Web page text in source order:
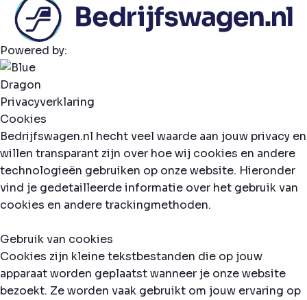
Powered by:
Privacyverklaring
Cookies
Bedrijfswagen.nl hecht veel waarde aan jouw privacy en
willen transparant zijn over hoe wij cookies en andere
technologieën gebruiken op onze website. Hieronder
vind je gedetailleerde informatie over het gebruik van
cookies en andere trackingmethoden.
Gebruik van cookies
Cookies zijn kleine tekstbestanden die op jouw
apparaat worden geplaatst wanneer je onze website
bezoekt. Ze worden vaak gebruikt om jouw ervaring op